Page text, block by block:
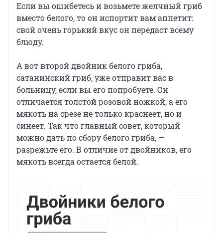
Если вы ошибетесь и возьмете желчный гриб
вместо белого, то он испортит вам аппетит:
свой очень горький вкус он передаст всему
блюду.
А вот второй двойник белого гриба,
сатанинский гриб, уже отправит вас в
больницу, если вы его попробуете. Он
отличается толстой розовой ножкой, а его
мякоть на срезе не только краснеет, но и
синеет. Так что главный совет, который
можно дать по сбору белого гриба, —
разрежьте его. В отличие от двойников, его
мякоть всегда остается белой.